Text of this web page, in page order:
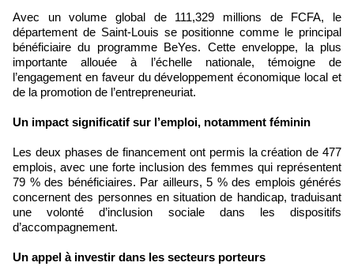
Avec un volume global de 111,329 millions de FCFA, le
département de Saint-Louis se positionne comme le principal
bénéficiaire du programme BeYes. Cette enveloppe, la plus
importante allouée à l’échelle nationale, témoigne de
l’engagement en faveur du développement économique local et
de la promotion de l’entrepreneuriat.
Un impact significatif sur l’emploi, notamment féminin
Les deux phases de financement ont permis la création de 477
emplois, avec une forte inclusion des femmes qui représentent
79 % des bénéficiaires. Par ailleurs, 5 % des emplois générés
concernent des personnes en situation de handicap, traduisant
une volonté d’inclusion sociale dans les dispositifs
d’accompagnement.
Un appel à investir dans les secteurs porteurs